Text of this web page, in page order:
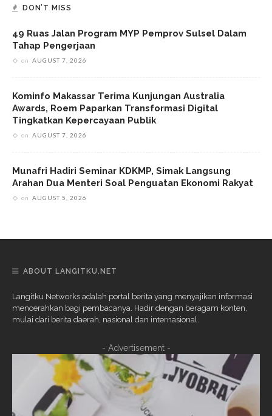
DON’T MISS
49 Ruas Jalan Program MYP Pemprov Sulsel Dalam
Tahap Pengerjaan
on AUGUST 7, 2026
Kominfo Makassar Terima Kunjungan Australia
Awards, Roem Paparkan Transformasi Digital
Tingkatkan Kepercayaan Publik
on AUGUST 7, 2026
Munafri Hadiri Seminar KDKMP, Simak Langsung
Arahan Dua Menteri Soal Penguatan Ekonomi Rakyat
on AUGUST 5, 2026
ABOUT LANGITKU.NET
Langitku Networks adalah portal berita yang menyajikan informasi
mencerahkan bagi pembacanya. Hadir dengan beragam konten,
mulai dari berita daerah, nasional dan internasional.
- Advertisement -